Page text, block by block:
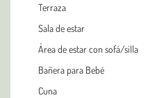
Terraza
Sala de estar
Área de estar con sofá/silla
Bañera para Bebé
Cuna